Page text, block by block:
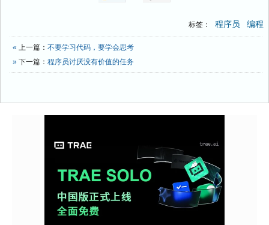
标签： 程序员 编程
« 上一篇： 不要学习代码，要学会思考
» 下一篇： 程序员讨厌没有价值的任务